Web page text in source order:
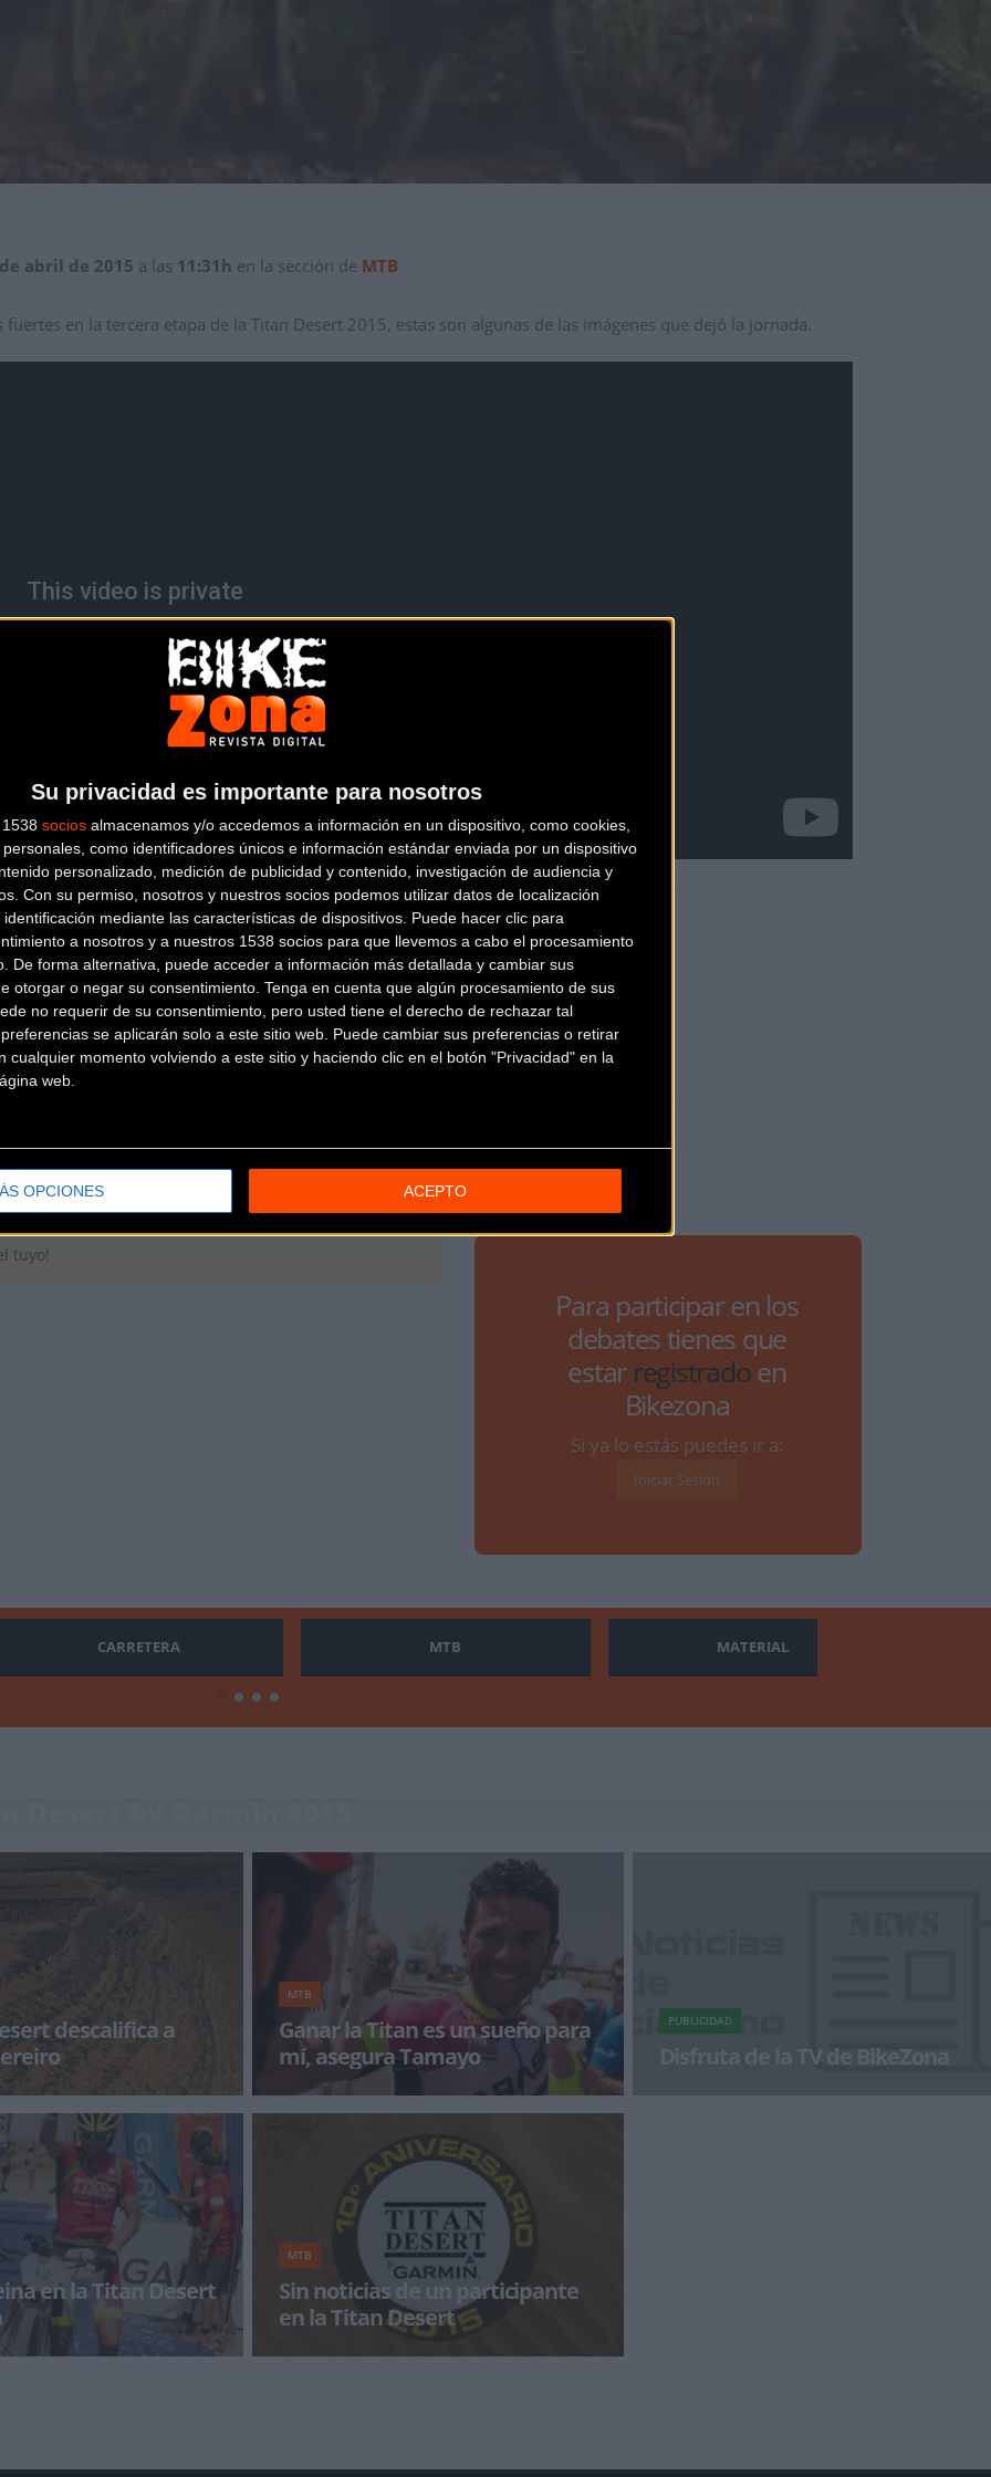
Su privacidad es importante para nosotros
socios almacenamos y/o accedemos a información en un dispositivo, como cookies,
como identificadores únicos e información estándar enviada por un dispositivo
personalizado, medición de publicidad y contenido, investigación de audiencia y
Con su permiso, nosotros y nuestros socios podemos utilizar datos de localización
mediante las características de dispositivos. Puede hacer clic para
a nosotros y a nuestros 1538 socios para que llevemos a cabo el procesamiento
De forma alternativa, puede acceder a información más detallada y cambiar sus
otorgar o negar su consentimiento. Tenga en cuenta que algún procesamiento de sus
no requerir de su consentimiento, pero usted tiene el derecho de rechazar tal
se aplicarán solo a este sitio web. Puede cambiar sus preferencias o retirar
cualquier momento volviendo a este sitio y haciendo clic en el botón "Privacidad" en la
web.
OPCIONES ACEPTO
abril de 2015 a las 11:31h en la sección de MTB
fuertes en la tercera etapa de la Titan Desert 2015, estas son algunas de las imágenes que dejó la jornada.
una prueba de orientación y resistencia en bicicleta todo
... [+]
tuyo!
Para participar en los
debates tienes que
estar registradoen
Bikezona
Si ya lo estás puedes ir a:
Iniciar Sesión
CARRETERA MTB MATERIAL
descalifica a
de la Titan Desert by Garmin
a los dorsales 7 y 11 de
MTB
Ganar la Titan es un sueño para
mí, asegura Tamayo
Diego Tamayo, del equipo Zarabici-Trek, gana
la décima edición de la Titan Desert
convirtiéndose as
PUBLICIDAD
Disfruta de la TV de BikeZona
en la Titan Desert
adjudica la edición 2015 de la
MTB
Sin noticias de un participante
en la Titan Desert
Última hora: el corredor ha sido encontrado